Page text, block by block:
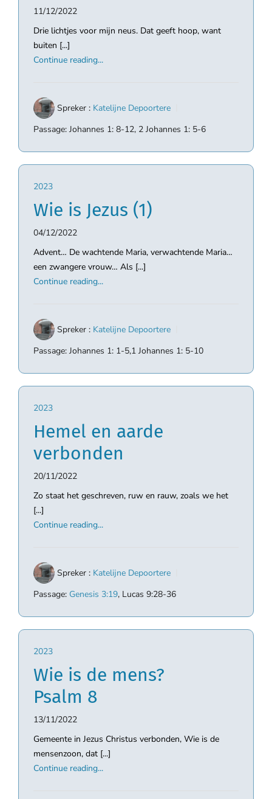
11/12/2022
Drie lichtjes voor mijn neus. Dat geeft hoop, want
buiten [...]
Continue reading...
Spreker : Katelijne Depoortere
Passage: Johannes 1: 8-12, 2 Johannes 1: 5-6
2023
Wie is Jezus (1)
04/12/2022
Advent… De wachtende Maria, verwachtende Maria…
een zwangere vrouw… Als [...]
Continue reading...
Spreker : Katelijne Depoortere
Passage: Johannes 1: 1-5,1 Johannes 1: 5-10
2023
Hemel en aarde
verbonden
20/11/2022
Zo staat het geschreven, ruw en rauw, zoals we het
[...]
Continue reading...
Spreker : Katelijne Depoortere
Passage: Genesis 3:19, Lucas 9:28-36
2023
Wie is de mens?
Psalm 8
13/11/2022
Gemeente in Jezus Christus verbonden, Wie is de
mensenzoon, dat [...]
Continue reading...